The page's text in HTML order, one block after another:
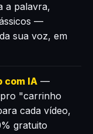
a palavra,
—
sua voz, em
com IA —
"carrinho
cada vídeo,
gratuito